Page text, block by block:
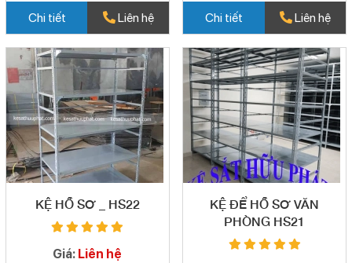
Chi tiết Liên hệ Chi tiết Liên hệ
KỆ HỒ SƠ _ HS22
Giá: Liên hệ
KỆ ĐỂ HỒ SƠ VĂN
PHÒNG HS21